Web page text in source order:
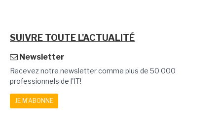
SUIVRE TOUTE L'ACTUALITÉ
Newsletter
Recevez notre newsletter comme plus de 50 000
professionnels de l'IT!
JE M'ABONNE